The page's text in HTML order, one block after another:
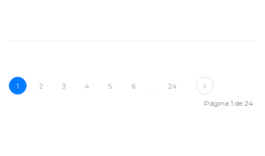
1 2 3 4 5 6 24
Next
Página 1 de 24